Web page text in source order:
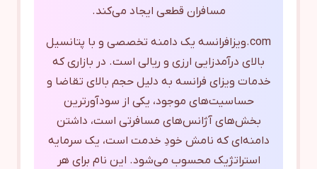
مسافران قطعی ایجاد می‌کند.
com.ویزافرانسه یک دامنه تخصصی و با پتانسیل
بالای درآمدزایی ارزی و ریالی است. در بازاری که
خدمات ویزای فرانسه به دلیل حجم بالای تقاضا و
حساسیت‌های موجود، یکی از سودآورترین
بخش‌های آژانس‌های مسافرتی است، داشتن
دامنه‌ای که نامش خودِ خدمت است، یک سرمایه
استراتژیک محسوب می‌شود. این نام برای هر